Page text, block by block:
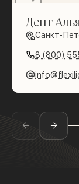
Дент
Санкт-
8 (800)